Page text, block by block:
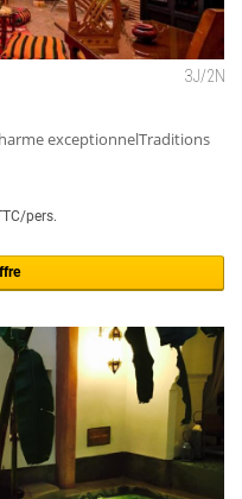
3J/2N
exceptionnelTraditions
pers.